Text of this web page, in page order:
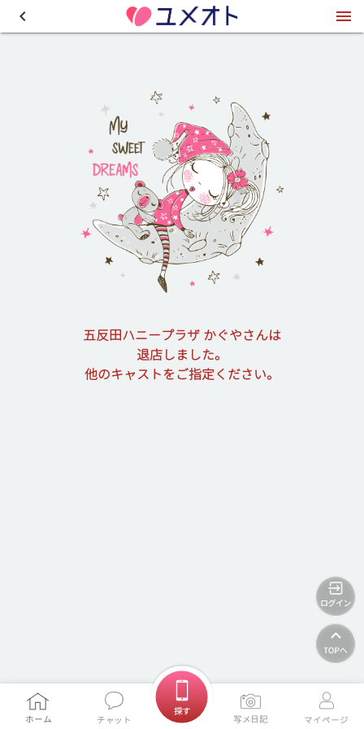
五反田ハニープラザ かぐやさんは
退店しました。
他のキャストをご指定ください。
ホームに戻る
ホーム チャット
探す
写メ日記 マイページ